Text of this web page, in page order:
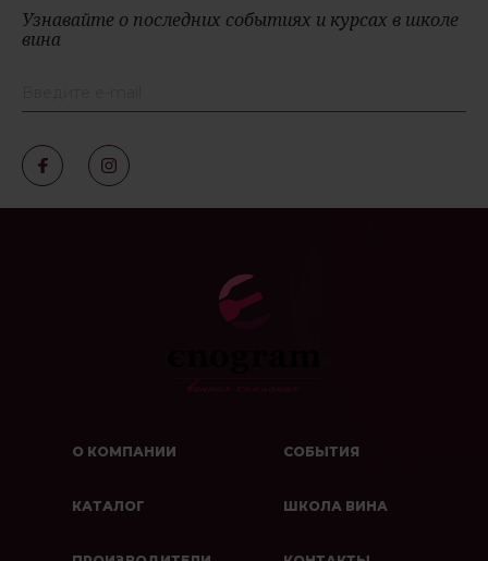
Узнавайте о последних событиях и курсах в школе
вина
О КОМПАНИИ
КАТАЛОГ
СОБЫТИЯ
ШКОЛА ВИНА